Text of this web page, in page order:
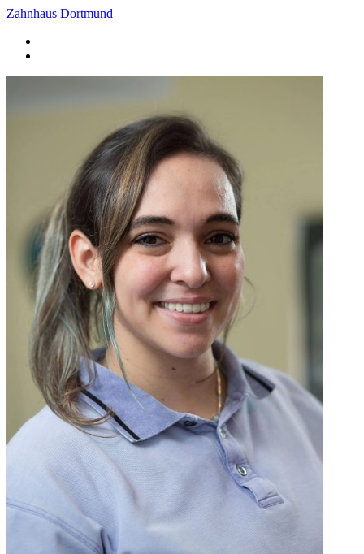
Zahnhaus Dortmund